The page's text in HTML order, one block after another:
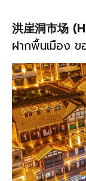
洪崖洞市场
ฝากพื้นเมือง ข